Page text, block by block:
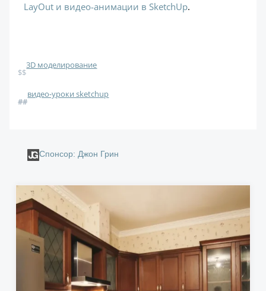
LayOut и видео-анимации в SketchUp.
$$
3D моделирование
##
видео-уроки sketchup
Спонсор: Джон Грин